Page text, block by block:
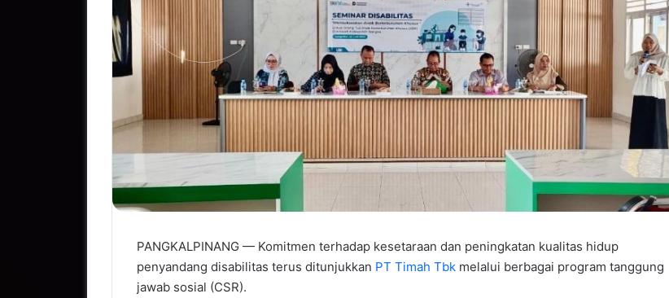
PANGKALPINANG — Komitmen terhadap kesetaraan dan peningkatan kualitas hidup
penyandang disabilitas terus ditunjukkan PT Timah Tbk melalui berbagai program tanggung
jawab sosial (CSR).